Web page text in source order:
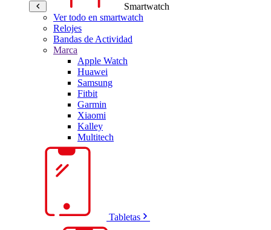
Smartwatch
Ver todo en smartwatch
Relojes
Bandas de Actividad
Marca
Apple Watch
Huawei
Samsung
Fitbit
Garmin
Xiaomi
Kalley
Multitech
Tabletas